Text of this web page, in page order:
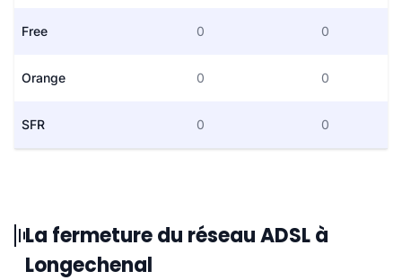
Free 0 0
Orange 0 0
SFR 0 0
La fermeture du réseau ADSL à
Longechenal